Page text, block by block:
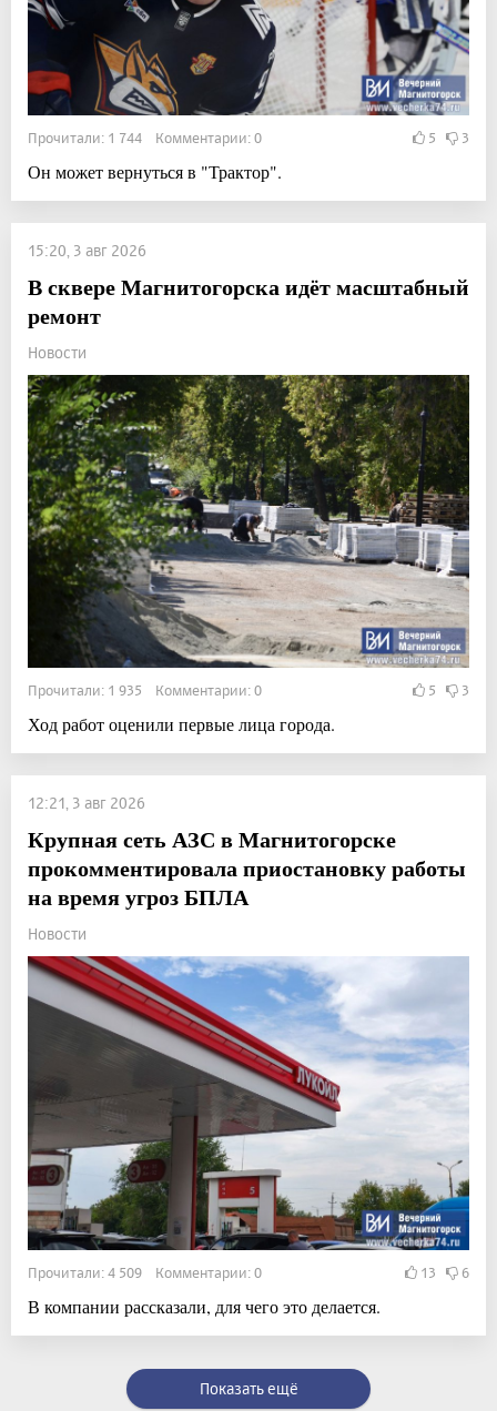
Прочитали: 1 744 Комментарии: 0 5 3
Он может вернуться в "Трактор".
15:20, 3 авг 2026
В сквере Магнитогорска идёт масштабный
ремонт
Новости
Прочитали: 1 935 Комментарии: 0 5 3
Ход работ оценили первые лица города.
12:21, 3 авг 2026
Крупная сеть АЗС в Магнитогорске
прокомментировала приостановку работы
на время угроз БПЛА
Новости
Прочитали: 4 509 Комментарии: 0 13 6
В компании рассказали, для чего это делается.
Показать ещё